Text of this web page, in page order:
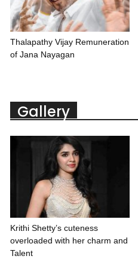
Thalapathy Vijay Remuneration
of Jana Nayagan
Gallery
Krithi Shetty’s cuteness
overloaded with her charm and
Talent